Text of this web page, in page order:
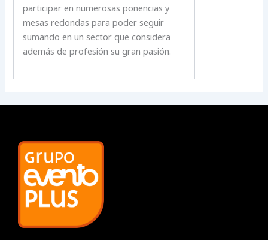
participar en numerosas ponencias y
mesas redondas para poder seguir
sumando en un sector que considera
además de profesión su gran pasión.